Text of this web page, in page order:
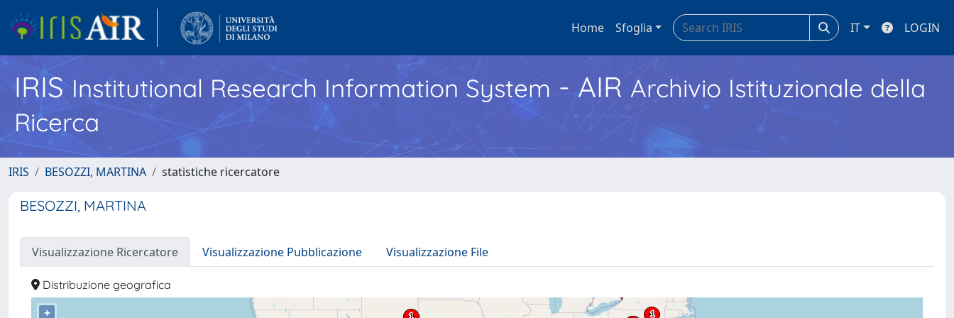
Home Sfoglia IT LOGIN
IRISInstitutional Research Information System - AIR Archivio Istituzionale della
Ricerca
IRIS BESOZZI, MARTINA statistiche ricercatore
BESOZZI, MARTINA
Visualizzazione Ricercatore Visualizzazione Pubblicazione Visualizzazione File
Distribuzione geografica
+